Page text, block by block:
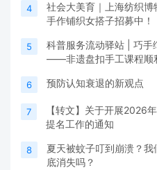
4
社会大美育｜上海纺织博
手作铺织女搭子招募中！
5
科普服务流动驿站 | 巧手
——非遗盘扣手工课程顺
6 预防认知衰退的新观点
7
【转文】关于开展2026
提名工作的通知
8
夏天被蚊子叮到崩溃？我
底消失吗？